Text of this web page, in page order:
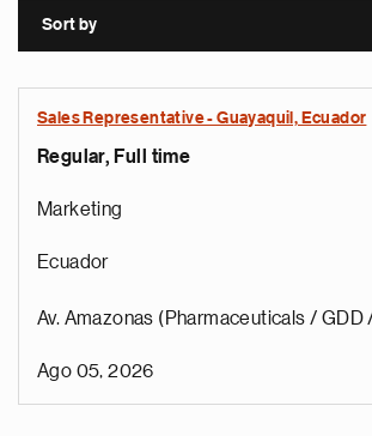
Sort by
Sales Representative - Guayaquil, Ecuador
Regular, Full time
Marketing
Ecuador
Av. Amazonas (Pharmaceuticals / GDD
Ago 05, 2026